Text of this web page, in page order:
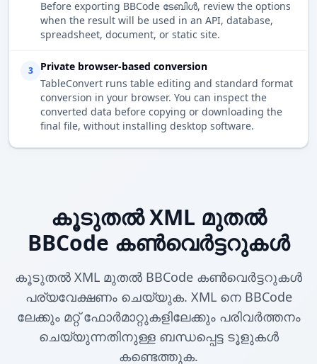
Before exporting BBCode ടേബിൾ, review the options
when the result will be used in an API, database,
spreadsheet, document, or static site.
3
Private browser-based conversion
TableConvert runs table editing and standard format
conversion in your browser. You can inspect the
converted data before copying or downloading the
final file, without installing desktop software.
കൂടുതൽ XML മുതൽ
BBCode കൺവെർട്ടറുകൾ
കൂടുതൽ XML മുതൽ BBCode കൺവെർട്ടറുകൾ
പര്യവേക്ഷണം ചെയ്യുക. XML നെ BBCode
ലേക്കും മറ്റ് ഫോർമാറ്റുകളിലേക്കും പരിവർത്തനം
ചെയ്യുന്നതിനുള്ള ബന്ധപ്പെട്ട ടൂളുകൾ
കണ്ടെത്തുക.